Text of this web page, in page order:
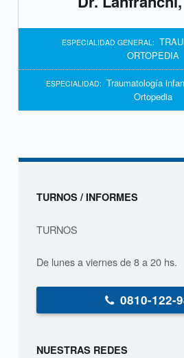
e
a
ESPECIALIDAD GENERAL:
ORTOPEDIA
ESPECIALIDAD: Traumatología
Ortopedia
Sidebar
TURNOS / INFORMES
TURNOS
De lunes a viernes de 8 a 20 hs.
0810-122-
NUESTRAS REDES